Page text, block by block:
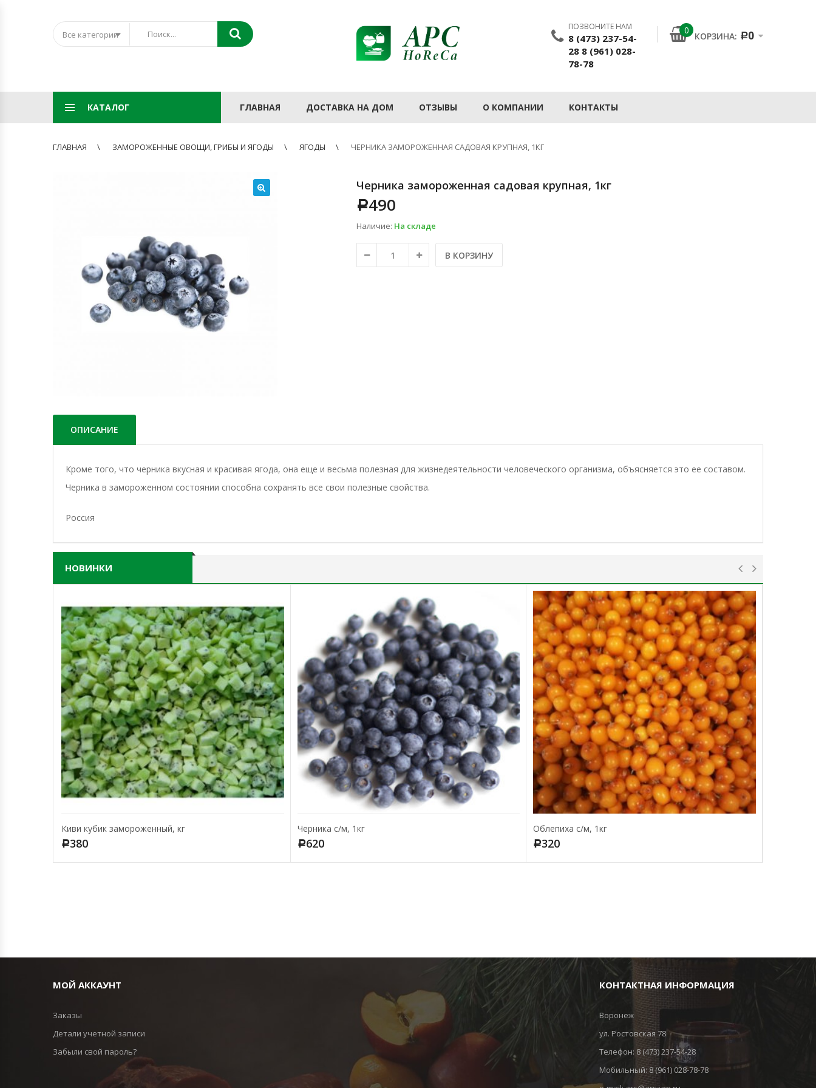
Все категории
ПОЗВОНИТЕ НАМ
8 (473) 237-54-
28 8 (961) 028-
78-78
0
КОРЗИНА: Р0
КАТАЛОГ ГЛАВНАЯ ДОСТАВКА НА ДОМ ОТЗЫВЫ О КОМПАНИИ КОНТАКТЫ
ГЛАВНАЯ ЗАМОРОЖЕННЫЕ ОВОЩИ, ГРИБЫ И ЯГОДЫ ЯГОДЫ ЧЕРНИКА ЗАМОРОЖЕННАЯ САДОВАЯ КРУПНАЯ, 1КГ
Черника замороженная садовая крупная, 1кг
Р490
Наличие: На складе
В КОРЗИНУ
ОПИСАНИЕ
Кроме того, что черника вкусная и красивая ягода, она еще и весьма полезная для жизнедеятельности человеческого организма, объясняется это ее составом.
Черника в замороженном состоянии способна сохранять все свои полезные свойства.
Россия
НОВИНКИ
Киви кубик замороженный, кг
Р380
Черника с/м, 1кг
Р620
Облепиха с/м, 1кг
Р320
МОЙ АККАУНТ
Заказы
Детали учетной записи
Забыли свой пароль?
КОНТАКТНАЯ ИНФОРМАЦИЯ
Воронеж
ул. Ростовская 78
Телефон: 8 (473) 237-54-28
Мобильный:8 (961) 028-78-78